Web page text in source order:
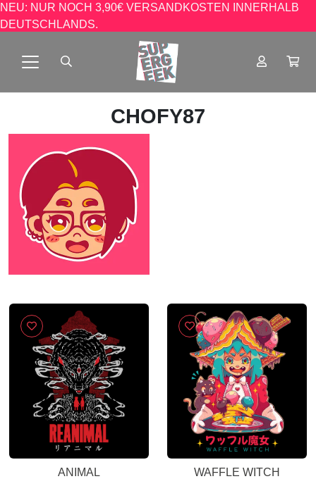
NEU: NUR NOCH 3,90€ VERSANDKOSTEN INNERHALB
DEUTSCHLANDS.
CHOFY87
ANIMAL WAFFLE WITCH